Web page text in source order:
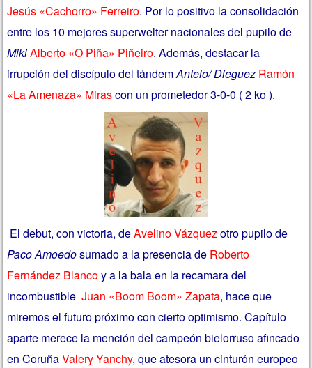
Jesús «Cachorro» Ferreiro. Por lo positivo la consolidación
entre los 10 mejores superwelter nacionales del pupilo de
MikiAlberto «O Piña» Piñeiro. Además, destacar la
irrupción del discípulo del tándemAntelo/ Dieguez Ramón
«La Amenaza» Mirascon un prometedor 3-0-0 ( 2 ko ).
El debut, con victoria, deAvelino Vázquezotro pupilo de
Paco Amoedosumado a la presencia de Roberto
Fernández Blancoy a la bala en la recamara del
incombustibleJuan «Boom Boom» Zapata, hace que
miremos el futuro próximo con cierto optimismo. Capítulo
aparte merece la mención del campeón bielorruso afincado
en CoruñaValery Yanchy, que atesora un cinturón europeo